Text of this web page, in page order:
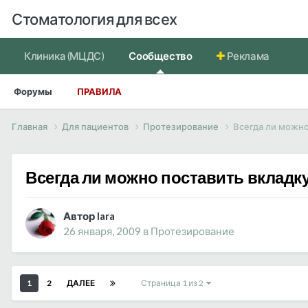
Стоматология для всех
Клиника (МЦДС) Сообщество
Форумы ПРАВИЛА
Реклама
Главная Для пациентов Протезирование Всегда ли
Всегда ли можно поставить
Автор lara
26 января, 2009 в Протезирование
1 2 ДАЛЕЕ Страница 1 из 2